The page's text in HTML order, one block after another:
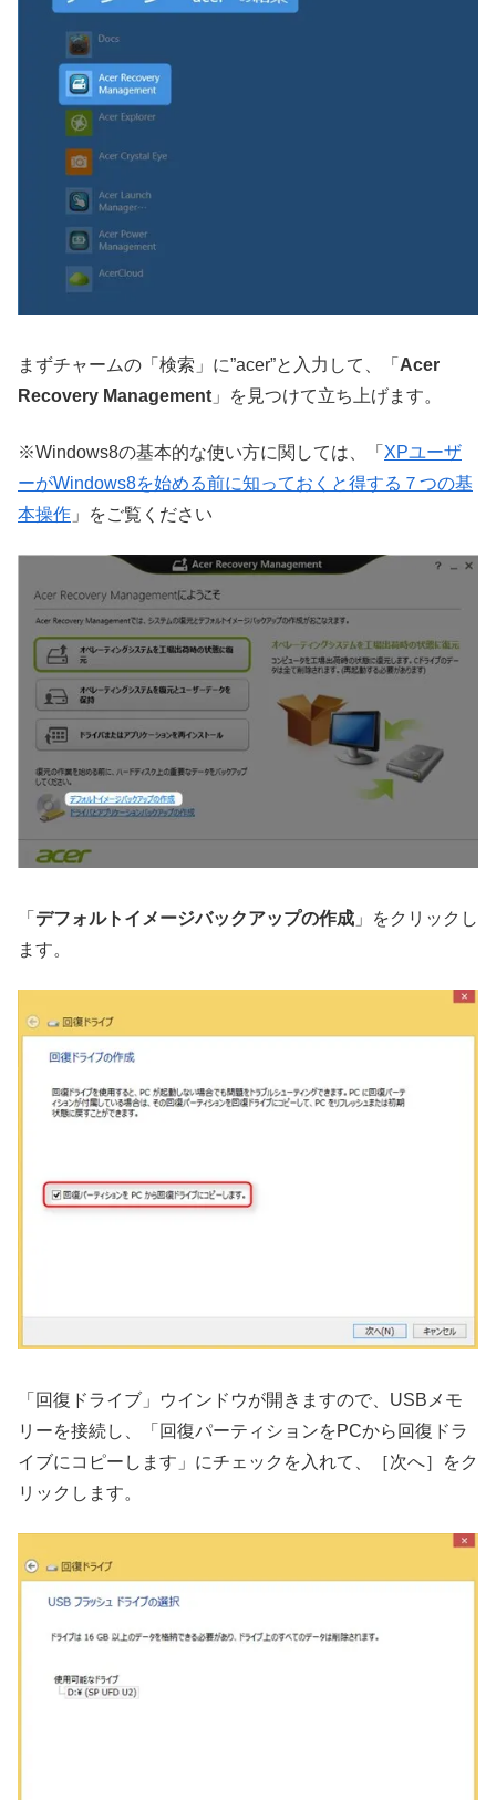
まずチャームの「検索」に”acer”と入力して、「 Acer
Recovery Management 」を見つけて立ち上げます。
※Windows8の基本的な使い方に関しては、「 XPユーザ
ーがWindows8を始める前に知っておくと得する７つの基
本操作 」をご覧ください
「 デフォルトイメージバックアップの作成 」をクリックし
ます。
「回復ドライブ」ウインドウが開きますので、USBメモ
リーを接続し、「回復パーティションをPCから回復ドラ
イブにコピーします」にチェックを入れて、［次へ］をク
リックします。